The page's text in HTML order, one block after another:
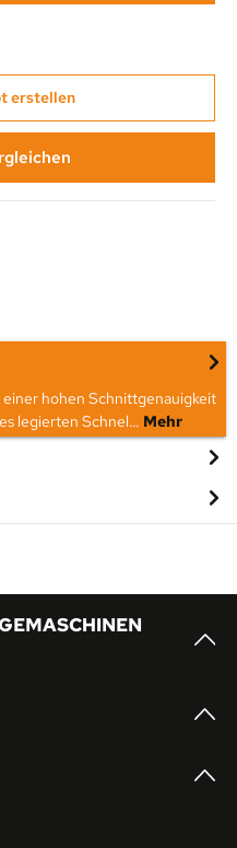
erstellen
hohen Schnittgenauigkeit
legierten Schnel… Mehr